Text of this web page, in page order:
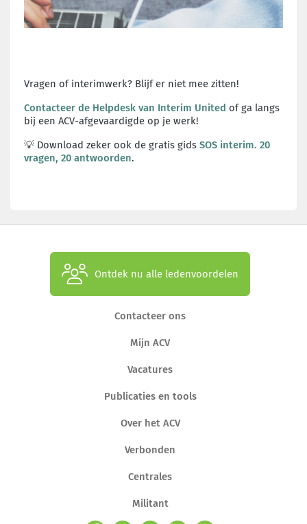
Vragen of interimwerk? Blijf er niet mee zitten!
Contacteer de Helpdesk van Interim United of ga langs
bij een ACV-afgevaardigde op je werk!
💡 Download zeker ook de gratis gids SOS interim. 20
vragen, 20 antwoorden.
Ontdek nu alle ledenvoordelen
Contacteer ons
Mijn ACV
Vacatures
Publicaties en tools
Over het ACV
Verbonden
Centrales
Militant